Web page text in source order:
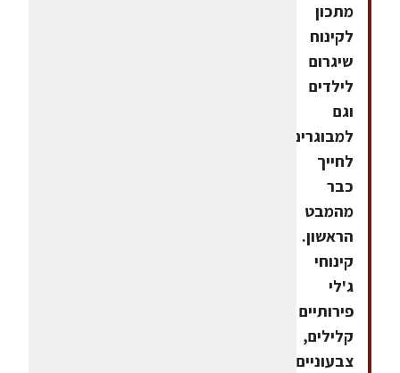
מתכון
לקינוח
שיגרום
לילדים
וגם
למבוגרים
לחייך
כבר
מהמבט
הראשון.
קינוחי
ג'לי
פירותיים
קלילים,
צבעוניים,